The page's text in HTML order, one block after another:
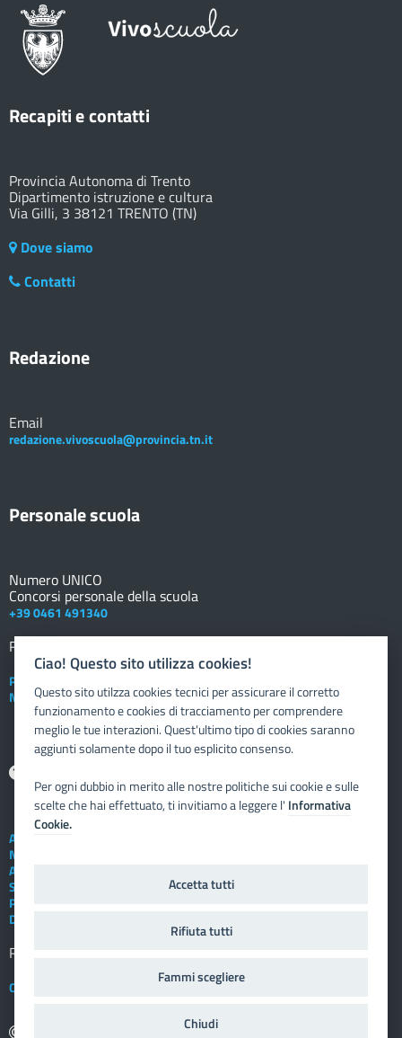
Recapiti e contatti
Provincia Autonoma di Trento
Dipartimento istruzione e cultura
Via Gilli, 3 38121 TRENTO (TN)
Dove siamo
Contatti
Redazione
Email
redazione.vivoscuola@provincia.tn.it
Personale scuola
Numero UNICO
Concorsi personale della scuola
+39 0461 491340
Registro elettronico
Posta elettronica istituzionale
Nuovo sportello dipendente
Assistenza tecnica
Note legali
Albo telematico
Social Media Policy
Privacy
Dichiarazione di accessibilità
Registro elettronico
Crediti
copyright: 2009 - 2025 Vivoscuola
Ciao! Questo sito utilizza cookies!
Questo sito utilzza cookies tecnici per assicurare il corretto
funzionamento e cookies di tracciamento per comprendere
meglio le tue interazioni. Quest'ultimo tipo di cookies saranno
aggiunti solamente dopo il tuo esplicito consenso.
Per ogni dubbio in merito alle nostre politiche sui cookie e sulle
scelte che hai effettuato, ti invitiamo a leggere l' Informativa
Cookie.
Accetta tutti
Rifiuta tutti
Fammi scegliere
Chiudi